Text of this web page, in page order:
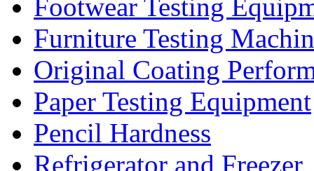
Footwear Testing
Furniture Testing
Original Coating
Paper Testing Equipment
Pencil Hardness
Refrigerator and Freezer